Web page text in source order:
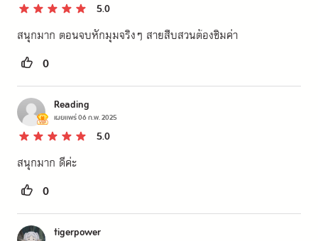
5.0
สนุกมาก ตอนจบหักมุมจริงๆ สายสืบสวนต้องชิมค่า
0
Reading
เผยแพร่06 ก.พ. 2025
5.0
สนุกมาก ดีค่ะ
0
tigerpower